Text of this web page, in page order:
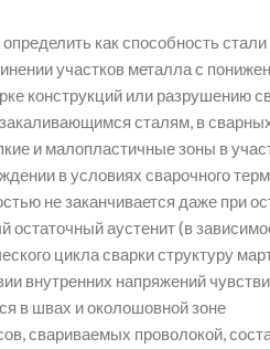
как способность стали
участков металла с
конструкций или разрушению
сталям, в
и малопластичные зоны в
в условиях сварочного
не заканчивается даже при
аустенит (в
цикла сварки структуру
внутренних напряжений
в швах и околошовной зоне
свариваемых проволокой,